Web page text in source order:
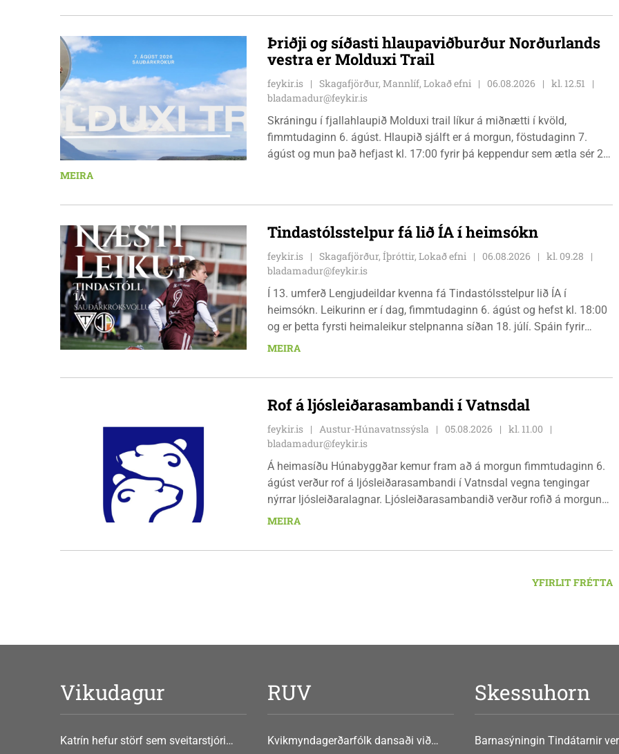
nýkrýndur klúbbmeistari GSS, og Unu Karen Guðmundsdóttur.
Þriðji og síðasti hlaupaviðburður Norðurlands
vestra er Molduxi Trail
feykir.is Skagafjörður, Mannlíf, Lokað efni 06.08.2026
kl. 12.51
bladamadur@feykir.is
Skráningu í fjallahlaupið Molduxi trail líkur á miðnætti í kvöld,
fimmtudaginn 6. ágúst. Hlaupið sjálft er á morgun, föstudaginn 7.
ágúst og mun það hefjast kl. 17:00 fyrir þá keppendur sem ætla sér 20
bæjarbúar og aðrir gestir eru hvött til þess að kíkja við og styðja
MEIRA
Tindastólsstelpur fá lið ÍA í heimsókn
feykir.is Skagafjörður, Íþróttir, Lokað efni 06.08.2026
kl. 09.28
bladamadur@feykir.is
Í 13. umferð Lengjudeildar kvenna fá Tindastólsstelpur lið ÍA í
heimsókn. Leikurinn er í dag, fimmtudaginn 6. ágúst og hefst kl. 18:00
og er þetta fyrsti heimaleikur stelpnanna síðan 18. júlí. Spáin fyrir
leikinn er fín, lítil háttar rigning og tíu gráðu hiti, þannig að það er um
MEIRA
Rof á ljósleiðarasambandi í Vatnsdal
feykir.is Austur-Húnavatnssýsla 05.08.2026
kl. 11.00
bladamadur@feykir.is
Á heimasíðu Húnabyggðar kemur fram að á morgun fimmtudaginn 6.
ágúst verður rof á ljósleiðarasambandi í Vatnsdal vegna tengingar
nýrrar ljósleiðaralagnar. Ljósleiðarasambandið verður rofið á morgun
fimmtudag klukkan 9:00 í vestanverðum Vatnsdal.
MEIRA
YFIRLIT FRÉTTA
Vikudagur
Katrín hefur störf sem sveitarstjóri
RUV
Kvikmyndagerðarfólk dansaði við
Skessuhorn
Barnasýningin Tindátarnir